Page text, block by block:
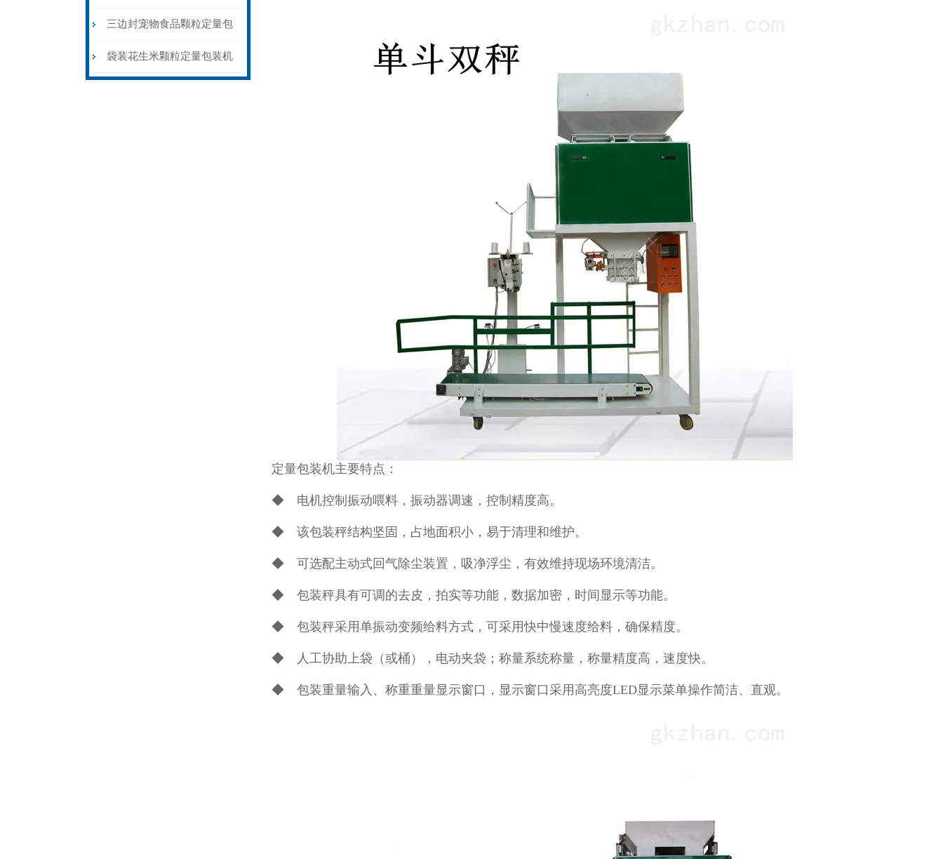
装机背封价格
三边封宠物食品颗粒定量包
装机称重封口一体
袋装花生米颗粒定量包装机
定量包装机主要特点：
◆ 电机控制振动喂料，振动器调速，控制精度高。
◆ 该包装秤结构坚固，占地面积小，易于清理和维护。
◆ 可选配主动式回气除尘装置，吸净浮尘，有效维持现场环境清洁。
◆ 包装秤具有可调的去皮，拍实等功能，数据加密，时间显示等功能。
◆ 包装秤采用单振动变频给料方式，可采用快中慢速度给料，确保精度。
◆ 人工协助上袋（或桶），电动夹袋；称量系统称量，称量精度高，速度快。
◆ 包装重量输入、称重重量显示窗口，显示窗口采用高亮度LED显示菜单操作简洁、直观。